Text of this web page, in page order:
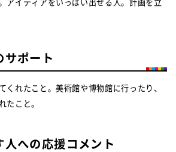
アイディアをいっぱい出せる人。計画を立
サポート
くれたこと。美術館や博物館に行ったり、
たこと。
人への応援コメント